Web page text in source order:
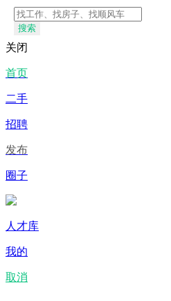
搜索
关闭
首页
二手
招聘
发布
圈子
人才库
我的
取消